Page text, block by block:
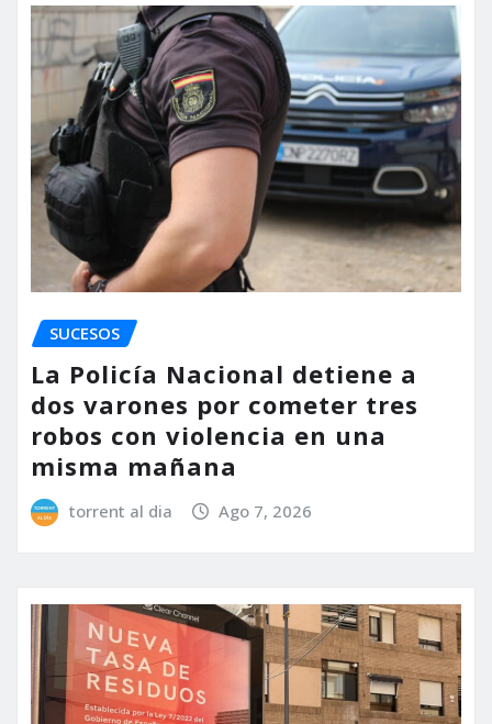
SUCESOS
La Policía Nacional detiene a
dos varones por cometer tres
robos con violencia en una
misma mañana
torrent al dia Ago 7, 2026